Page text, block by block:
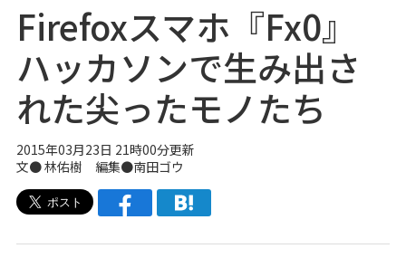
Firefoxスマホ『Fx0』
ハッカソンで生み出さ
れた尖ったモノたち
2015年03月23日 21時00分更新
文●林佑樹 編集●南田ゴウ